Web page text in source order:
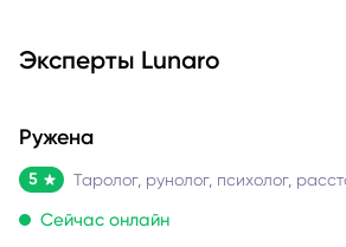
Эксперты Lunaro
Ружена
5
Сейчас онлайн